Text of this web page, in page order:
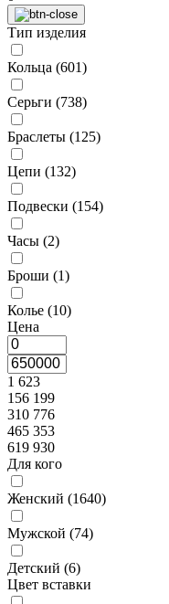
Тип изделия
Кольца (601)
Серьги (738)
Браслеты (125)
Цепи (132)
Подвески (154)
Часы (2)
Броши (1)
Колье (10)
Цена
1 623
156 199
310 776
465 353
619 930
Для кого
Женский (1640)
Мужской (74)
Детский (6)
Цвет вставки